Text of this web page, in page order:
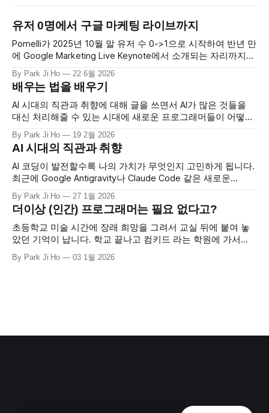
유저 0명에서 구글 마케팅 라이브까지
Pomelli가 2025년 10월 말 유저 수 0->1으로 시작하여 반년 만
에 Google Marketing Live Keynote에서 소개되는 자리까지
올라섰습니다. 현재에는 전 세계 수만 명의 사람들이 자신의
비즈니스를 성장시키기 위해 Pomelli를 사용하고 있습니다. 첫
출시 이후 Photoshoot, Product Catalog, Agent 등 여러 기능
들을 빠르게 출시했습니다. 팀의 모멘텀이 정말 엄청났습니다.
어떤 출시일에는
By Park Ji Ho 22 6월 2026
배우는 법을 배우기
AI 시대의 직관과 취향에 대해 글을 쓰면서 AI가 많은 것들을
대신 처리해줄 수 있는 시대에 새로운 프로그래머들이 어떻게
역량을 기를 수 있을지 얘기했었습니다. 이와 관련되서 최근에
재밌는 연구가 나와 공유하려 합니다. Anthropic이 AI의 도움이
배움에 어떤 영향을 미치는지 연구한 실험 결과를 발표했습니
다. 주니어 개발자들에게 새로운 Python 라이브러리(Trio)를
배우는
By Park Ji Ho 19 2월 2026
AI 시대의 직관과 취향
AI 코딩이 발전할수록 나의 가치가 무엇인지 고민하게 됩니다.
최근에 Google Antigravity나 Claude Code 같은 새로운
"Agentic" Coding 도구들을 업무와 취미 프로젝트에 동시에 사
용해보고 있는데, 정말 매일 기존의 관념이 부서지는 경험을
하고 있습니다. 보통 가족과 시간을 보내느라 바쁜 주말에 한
시간 정도 여유가 생겨서 장보기 영수증 기록 툴을 만들어보기
로
By Park Ji Ho 27 1월 2026
더이상 (인간) 프로그래머는 필요 없다고?
초등학교 미술 시간에 장래 희망을 그려서 교실 뒤에 붙여 놓
았던 기억이 납니다. 학교 끝나고 컴키드 라는 학원에 가서
PPT나 나모 웹에디터를 가지고 놀던(?) 저는 "프로그래머"라
는 직업을 그려 넣었었습니다. 그리고 그 아이는 지금은 그렇
By Park Ji Ho 03 1월 2026